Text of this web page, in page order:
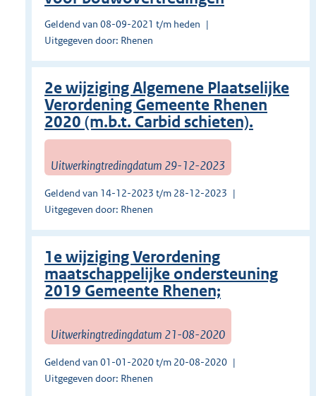
Geldend van 08-09-2021 t/m heden
Uitgegeven door: Rhenen
2e wijziging Algemene Plaatselijke
Verordening Gemeente Rhenen
2020 (m.b.t. Carbid schieten).
Uitwerkingtredingdatum 29-12-2023
Geldend van 14-12-2023 t/m 28-12-2023
Uitgegeven door: Rhenen
1e wijziging Verordening
maatschappelijke ondersteuning
2019 Gemeente Rhenen;
Uitwerkingtredingdatum 21-08-2020
Geldend van 01-01-2020 t/m 20-08-2020
Uitgegeven door: Rhenen